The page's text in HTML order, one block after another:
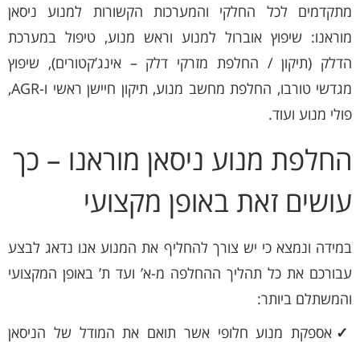
מתקדמים לכל החלקי והמערכות הקשורות למנוע ניסאן
מוראנו: שיפוץ אוברול למנוע וראש מנוע, טיפול במערכת
הדלק (תיקון / החלפת מזרקי דלק – אינג’קטורים), שיפוץ
מגדשי טורבו, החלפת מחשב מנוע, תיקון חיישן ראשי ו-AGR,
פולי מנוע ועוד.
החלפת מנוע ניסאן מוראנו – כך
עושים זאת באופן מקצועי
במידה ונמצא כי יש צורך להחליף את המנוע אנו נדאג לבצע
עבורכם את כל תהליך ההחלפה מ-א’ ועד ת’ באופן המקצועי
והמשתלם ביותר:
✓ אספקת מנוע חלופי אשר תואם את המודל של הניסאן